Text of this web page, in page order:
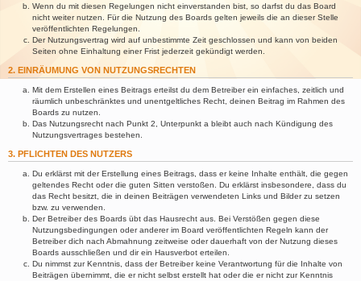
Wenn du mit diesen Regelungen nicht einverstanden bist, so darfst du das Board
nicht weiter nutzen. Für die Nutzung des Boards gelten jeweils die an dieser Stelle
veröffentlichten Regelungen.
Der Nutzungsvertrag wird auf unbestimmte Zeit geschlossen und kann von beiden
Seiten ohne Einhaltung einer Frist jederzeit gekündigt werden.
2. EINRÄUMUNG VON NUTZUNGSRECHTEN
Mit dem Erstellen eines Beitrags erteilst du dem Betreiber ein einfaches, zeitlich und
räumlich unbeschränktes und unentgeltliches Recht, deinen Beitrag im Rahmen des
Boards zu nutzen.
Das Nutzungsrecht nach Punkt 2, Unterpunkt a bleibt auch nach Kündigung des
Nutzungsvertrages bestehen.
3. PFLICHTEN DES NUTZERS
Du erklärst mit der Erstellung eines Beitrags, dass er keine Inhalte enthält, die gegen
geltendes Recht oder die guten Sitten verstoßen. Du erklärst insbesondere, dass du
das Recht besitzt, die in deinen Beiträgen verwendeten Links und Bilder zu setzen
bzw. zu verwenden.
Der Betreiber des Boards übt das Hausrecht aus. Bei Verstößen gegen diese
Nutzungsbedingungen oder anderer im Board veröffentlichten Regeln kann der
Betreiber dich nach Abmahnung zeitweise oder dauerhaft von der Nutzung dieses
Boards ausschließen und dir ein Hausverbot erteilen.
Du nimmst zur Kenntnis, dass der Betreiber keine Verantwortung für die Inhalte von
Beiträgen übernimmt, die er nicht selbst erstellt hat oder die er nicht zur Kenntnis